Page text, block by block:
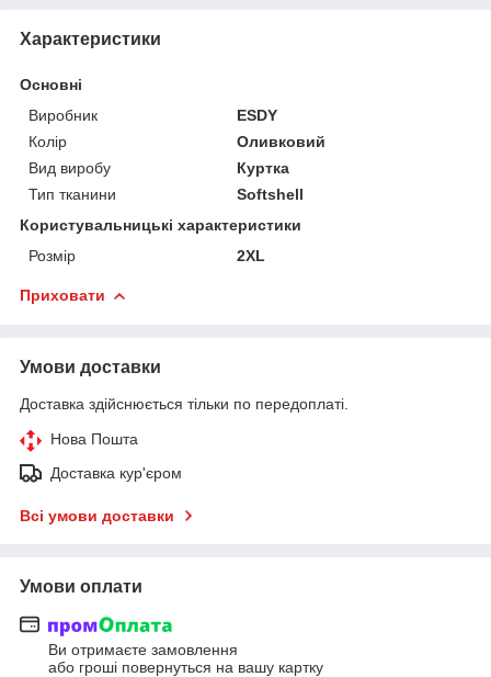
Характеристики
Основні
Виробник
ESDY
Колір
Оливковий
Вид виробу
Куртка
Тип тканини
Softshell
Користувальницькі характеристики
Розмір
2XL
Приховати
Умови доставки
Доставка здійснюється тільки по передоплаті.
Нова Пошта
Доставка кур'єром
Всі умови доставки
Умови оплати
Ви отримаєте замовлення
або гроші повернуться на вашу картку